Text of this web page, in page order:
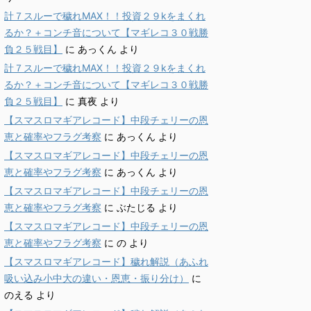
計７スルーで穢れMAX！！投資２９kをまくれ
るか？＋コンチ音について【マギレコ３０戦勝
負２５戦目】
に あっくん より
計７スルーで穢れMAX！！投資２９kをまくれ
るか？＋コンチ音について【マギレコ３０戦勝
負２５戦目】
に 真夜 より
【スマスロマギアレコード】中段チェリーの恩
恵と確率やフラグ考察 に あっくん より
【スマスロマギアレコード】中段チェリーの恩
恵と確率やフラグ考察 に あっくん より
【スマスロマギアレコード】中段チェリーの恩
恵と確率やフラグ考察 に ぶたじる より
【スマスロマギアレコード】中段チェリーの恩
恵と確率やフラグ考察 に の より
【スマスロマギアレコード】穢れ解説（あふれ
吸い込み小中大の違い・恩恵・振り分け）
に
のえる より